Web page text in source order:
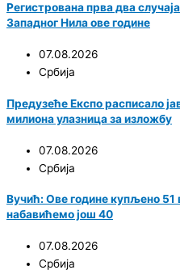
Регистрована прва два
Западног Нила ове године
07.08.2026
Србија
Предузеће Експо расписало
милиона улазница за изложбу
07.08.2026
Србија
Вучић: Ове године купљено
набавићемо још 40
07.08.2026
Србија